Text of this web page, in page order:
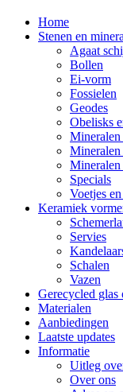
Home
Stenen en
Agaat
Bollen
Ei-vorm
Fossielen
Geodes
Obelisks
Specials
Voetjes
Keramiek
Servies
Schalen
Vazen
Gerecycled glas
Materialen
Aanbiedingen
Laatste updates
Informatie
Uitleg
Over ons